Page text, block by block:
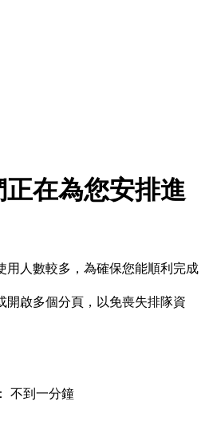
在為您安排進
用人數較多，為確保您能順利完成
開啟多個分頁，以免喪失排隊資
不到一分鐘